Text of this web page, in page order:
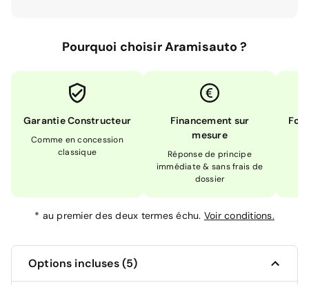
Pourquoi choisir Aramisauto ?
Garantie Constructeur
Comme en concession
classique
Financement sur
mesure
Réponse de principe
immédiate & sans frais de
dossier
* au premier des deux termes échu. Voir conditions.
Options incluses (5)